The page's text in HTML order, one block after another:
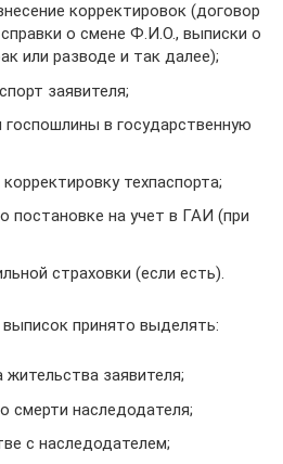
корректировок (договор
о смене Ф.И.О., выписки о
или разводе и так далее);
заявителя;
госпошлины в государственную
техпаспорта;
постановке на учет в ГАИ (при
страховки (если есть).
принято выделять:
жительства заявителя;
смерти наследодателя;
с наследодателем;